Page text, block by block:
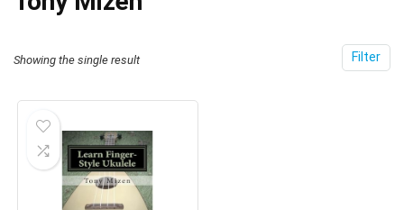
Filter
Showing the single result